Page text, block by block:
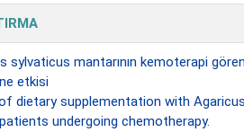
sylvaticus mantarının kemoterapi
etkisi
dietary supplementation with
undergoing chemotherapy.